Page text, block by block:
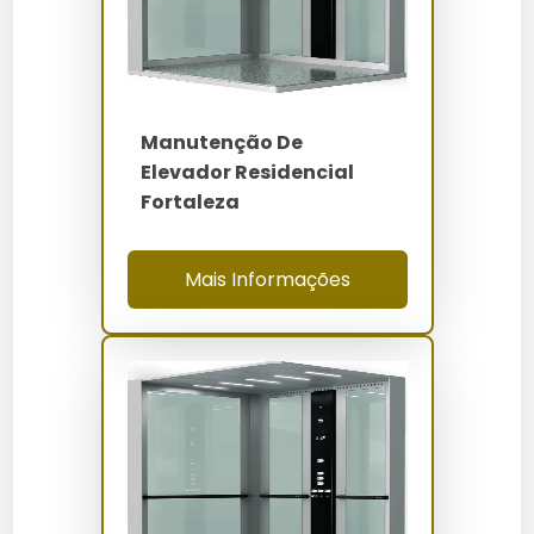
Os preços das peças para elevadores residenciais em
tipo e da marca da peça. Fatores como material,
complexidade e tecnologia influenciam diretamente
no valor final.
Onde Comprar
As peças podem ser adquiridas nas lojas físicas da
Elevadores Servtec em Fortaleza ou através de
verificar a garantia e a compatibilidade com seu
modelo de elevador.
Manutenção e Cuidados
Manutenção De
Elevador Residencial
Fortaleza
Mais Informações